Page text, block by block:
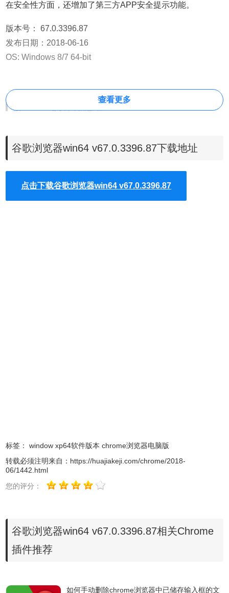
在安全性方面，还增加了第三方APP安全提示功能。
版本号： 67.0.3396.87
发布日期：2018-06-16
OS: Windows 8/7 64-bit
Chrome 64位的特点
性、稳定性进行了改善！
——速度：64 位 Chrome 能利用最新的处理器和编译器优
https://redirector.gvt1.com/edgedl/release2/chrome/
https://dl.google.com/release2/chrome/AKZGCa5WOkE-
查看更多
谷歌浏览器win64 v67.0.3396.87下载地址
点击下载谷歌浏览器win64 v67.0.3396.87
标签： window xp64软件版本 chrome浏览器电脑版
转载必须注明来自： https://huajiakeji.com/chrome/2018-
06/1442.html
您的评分：
谷歌浏览器win64 v67.0.3396.87相关Chrome
插件推荐
如何手动删除chrome浏览器中已储存输入框的文